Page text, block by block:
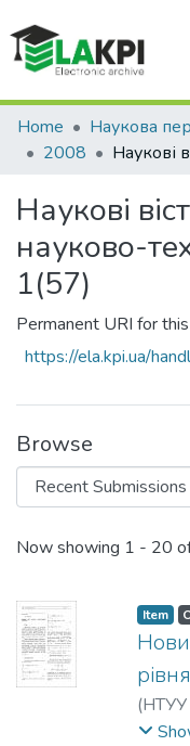
Communities &
All of DSpace
Statistics
Home Наукова
2008
Наукові
науково-
1(57)
Permanent URI for
https://ela.kpi.ua/
Browse
Recent
Now showing 1 - 20
Item
(НТУУ